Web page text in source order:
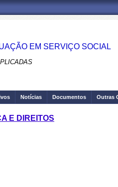
EM SERVIÇO SOCIAL
Notícias Documentos Outras
E DIREITOS